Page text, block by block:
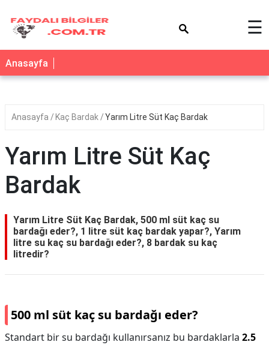
☰
Anasayfa
Anasayfa Kaç Bardak Yarım Litre Süt Kaç Bardak
Yarım Litre Süt Kaç
Bardak
Yarım Litre Süt Kaç Bardak, 500 ml süt kaç su
bardağı eder?, 1 litre süt kaç bardak yapar?, Yarım
litre su kaç su bardağı eder?, 8 bardak su kaç
litredir?
500 ml süt kaç su bardağı eder?
Standart bir su bardağı kullanırsanız bu bardaklarla 2.5